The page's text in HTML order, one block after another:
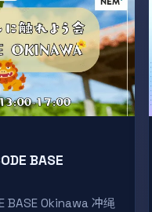
BASE
BASE Okinawa 冲绳